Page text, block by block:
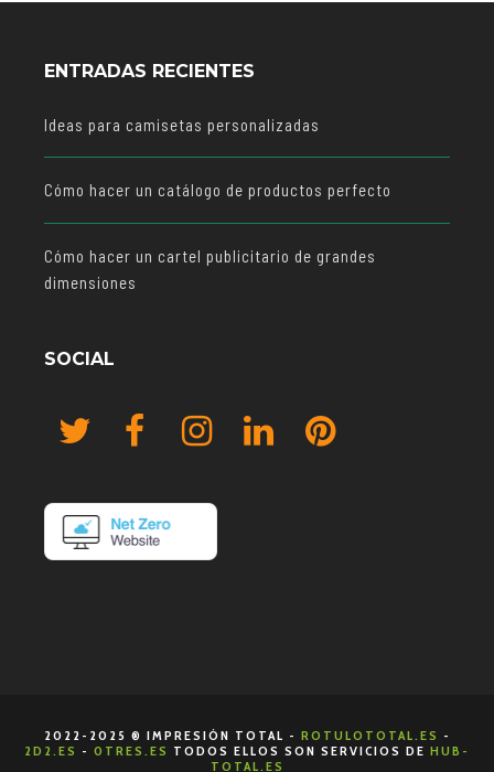
ENTRADAS RECIENTES
Ideas para camisetas personalizadas
Cómo hacer un catálogo de productos perfecto
Cómo hacer un cartel publicitario de grandes
dimensiones
SOCIAL
2022-2025 ® IMPRESIÓN TOTAL - ROTULOTOTAL.ES -
2D2.ES - 0TRES.ES TODOS ELLOS SON SERVICIOS DE HUB-
TOTAL.ES